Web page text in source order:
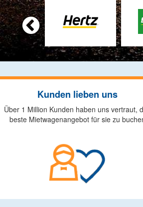

Kunden lieben uns
Über 1 Million Kunden haben uns vertraut,
beste Mietwagenangebot für sie zu